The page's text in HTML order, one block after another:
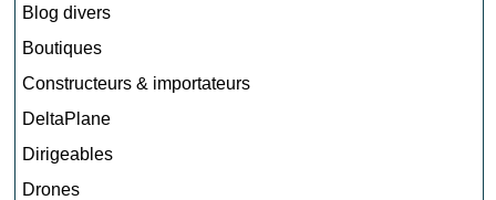
Blog divers
Boutiques
Constructeurs & importateurs
DeltaPlane
Dirigeables
Drones